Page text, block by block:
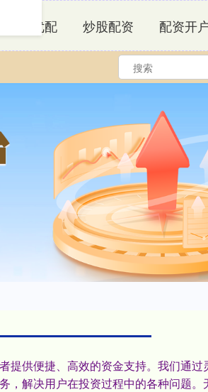
盛达优配 炒股配资 配资开
提供便捷、高效的资金支持。我们通
，解决用户在投资过程中的各种问题。